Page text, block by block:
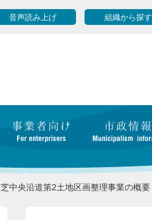
音声読み上げ 組織から探す
芝中央沿道第2土地区画整理事業の概要